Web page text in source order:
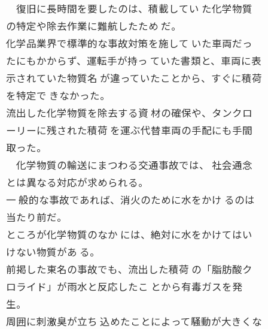
復旧に長時間を要したのは、積載してい た化学物質
の特定や除去作業に難航したため だ。
化学品業界で標準的な事故対策を施して いた車両だっ
たにもかからず、運転手が持っ ていた書類と、車両に表
示されていた物質名 が違っていたことから、すぐに積荷
を特定で きなかった。
流出した化学物質を除去する資 材の確保や、タンクロ
ーリーに残された積荷 を運ぶ代替車両の手配にも手間
取った。
化学物質の輸送にまつわる交通事故では、 社会通念
とは異なる対応が求められる。
一 般的な事故であれば、消火のために水をかけ るのは
当たり前だ。
ところが化学物質のなか には、絶対に水をかけてはい
けない物質があ る。
前掲した東名の事故でも、流出した積荷 の「脂肪酸ク
ロライド」が雨水と反応したこ とから有毒ガスを発
生。
周囲に刺激臭が立ち 込めたことによって騒動が大きくな